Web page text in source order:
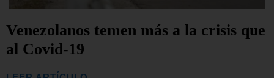
Venezolanos temen más a la crisis que
al Covid-19